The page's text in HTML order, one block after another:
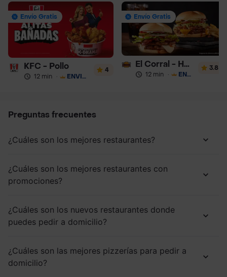
Envío Gratis
KFC - Pollo
12 min · ENVÍO GRATIS
4
Envío Gratis
El Corral - Hamburguesa
12 min · ENVÍO GRATIS
3.8
Preguntas frecuentes
¿Cuáles son los mejores restaurantes?
¿Cuáles son los mejores restaurantes con
promociones?
¿Cuáles son los nuevos restaurantes donde
puedes pedir a domicilio?
¿Cuáles son las mejores pizzerías para pedir a
domicilio?